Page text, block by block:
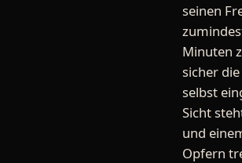
seinen
Minuten
sicher
selbst
Sicht
und
Opfern